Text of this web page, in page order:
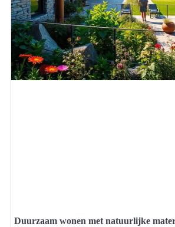
Duurzaam wonen met natuurlijke